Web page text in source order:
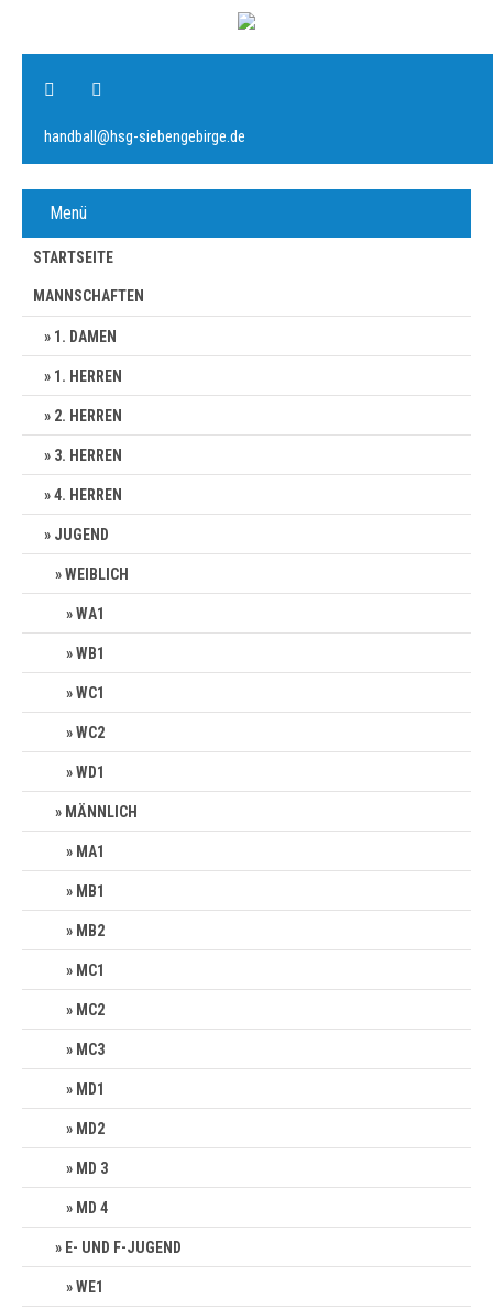
handball@hsg-siebengebirge.de
Menü
STARTSEITE
MANNSCHAFTEN
1. DAMEN
1. HERREN
2. HERREN
3. HERREN
4. HERREN
JUGEND
WEIBLICH
WA1
WB1
WC1
WC2
WD1
MÄNNLICH
MA1
MB1
MB2
MC1
MC2
MC3
MD1
MD2
MD 3
MD 4
E- UND F-JUGEND
WE1